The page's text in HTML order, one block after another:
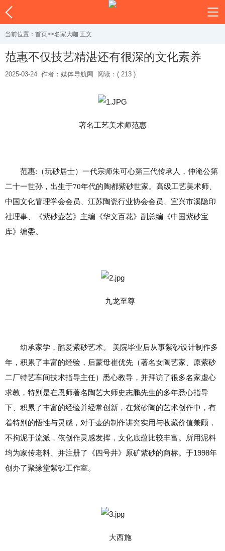
当前位置： 首页>>名家大咖 正文
范惠不仅技艺精湛还有很深的文化素养
2025-03-24 作者：媒体导航网 阅读：( 213 )
著名工艺美术师范惠
范惠:（玩砂居士）一代宗师朱可心第三代传承人，仲淹公第
二十一世孙，出生于70年代的陶都紫砂世家。高级工艺美术师、
中国文化管理学会会员、江苏陶瓷行业协会会员、宜兴市溪隐印
社理事、《紫砂壶艺》主编《华文百花》副总编《中国紫砂宝
库》编委。
九龙至尊
幼承家学，酷爱紫砂艺术。 美院毕业后从事紫砂设计制作多
年，积累了丰富的经验，后蒙母崔优先（著名女陶艺家、原紫砂
二厂特艺车间技术指导主任）悉心教导，并拜访了很多名家虚心
求教，特别是在恩师著名陶艺大师史志鹏先生的多年悉心指导
下、积累了丰富的经验并经常创新，在紫砂陶的艺术创作中，有
着特别的悟性与灵感，对于壶的制作讲究实用与收藏价值兼顾，
不拘泥于流派，依创作灵感发挥，文化底蕴比较丰富。所用泥料
均为家传老料、并注册了《四号井》原矿紫砂的商标。于1998年
创办了聚缘堂紫砂工作室。
大西施